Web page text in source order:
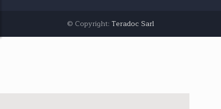
© Copyright: Teradoc Sarl